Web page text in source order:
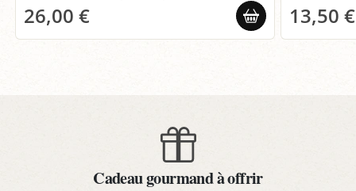
26,00 € 13,50 €
Cadeau gourmand à offrir